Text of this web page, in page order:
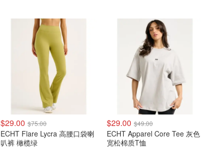
$29.00 $75.00
ECHT Flare Lycra 高腰口袋喇
叭裤 橄榄绿
$29.00 $49.00
ECHT Apparel Core Tee 灰色
宽松棉质T恤